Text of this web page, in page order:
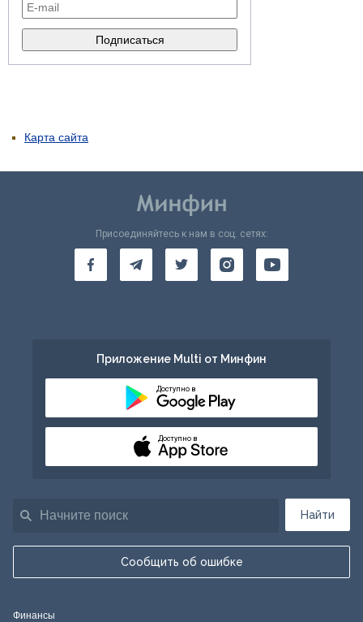
Карта сайта
Найти
Сообщить об ошибке
Присоединяйтесь к нам в соц. сетях:
Приложение Multi от Минфин
Доступно в
Доступно в
Финансы